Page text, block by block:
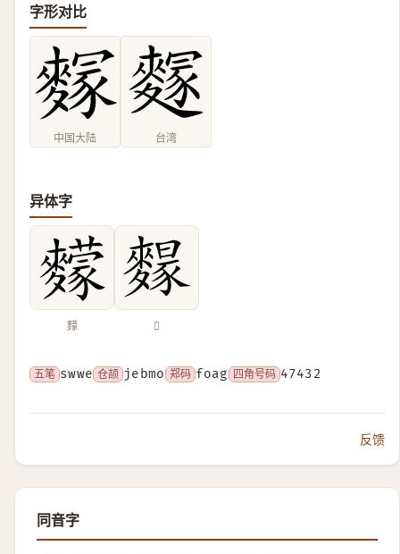
字形对比
中国大陆 台湾
异体字
䵆 𪍭
五笔 swwe 仓颉 jebmo 郑码 foag 四角号码 47432
反馈
同音字